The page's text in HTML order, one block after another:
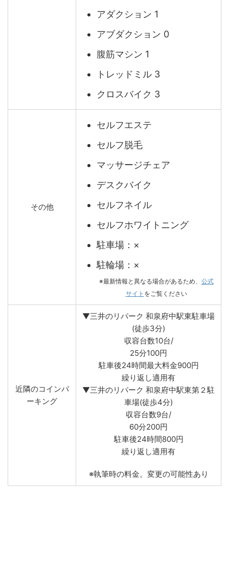
アダクション 1
アブダクション 0
腹筋マシン 1
トレッドミル 3
クロスバイク 3
その他
セルフエステ
セルフ脱毛
マッサージチェア
デスクバイク
セルフネイル
セルフホワイトニング
駐車場：×
駐輪場：×
※最新情報と異なる場合があるため、 公式
サイト をご覧ください
近隣のコインパ
ーキング
▼三井のリパーク 和泉府中駅東駐車場
(徒歩3分)
収容台数10台/
25分100円
駐車後24時間最大料金900円
繰り返し適用有
▼三井のリパーク 和泉府中駅東第２駐
車場(徒歩4分)
収容台数9台/
60分200円
駐車後24時間800円
繰り返し適用有
※執筆時の料金。変更の可能性あり